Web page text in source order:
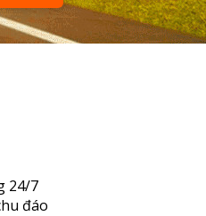
24/7
đáo